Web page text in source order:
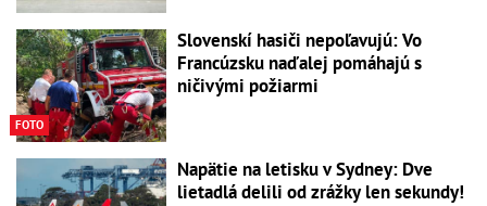
FOTO
Slovenskí hasiči nepoľavujú: Vo
Francúzsku naďalej pomáhajú s
ničivými požiarmi
Napätie na letisku v Sydney: Dve
lietadlá delili od zrážky len sekundy!